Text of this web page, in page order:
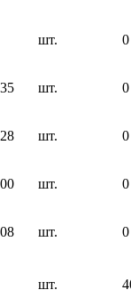
шт. 0
шт. 0
шт. 0
шт. 0
шт. 0
шт.